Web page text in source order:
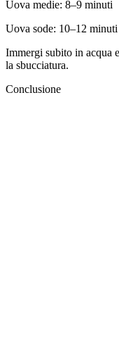
Uova medie: 8–9 minuti
Uova sode: 10–12 minuti
Immergi subito in acqua
la sbucciatura.
Conclusione